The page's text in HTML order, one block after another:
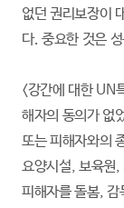
없던 권리보장이
다. 중요한 것은
<강간에 대한 UN
해자의 동의가 없
또는 피해자와의
요양시설, 보육원
피해자를 돌봄, 감